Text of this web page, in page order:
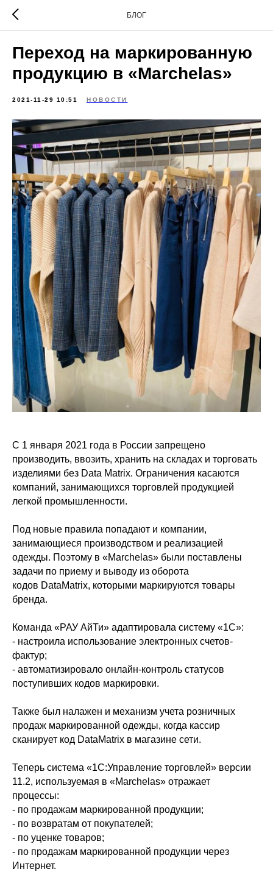
БЛОГ
Переход на маркированную
продукцию в «Marchelas»
2021-11-29 10:51 НОВОСТИ
С 1 января 2021 года в России запрещено
производить, ввозить, хранить на складах и торговать
изделиями без Data Matrix. Ограничения касаются
компаний, занимающихся торговлей продукцией
легкой промышленности.
Под новые правила попадают и компании,
занимающиеся производством и реализацией
одежды. Поэтому в «Marchelas» были поставлены
задачи по приему и выводу из оборота
кодов DataMatrix, которыми маркируются товары
бренда.
Команда «РАУ АйТи» адаптировала систему «1С»:
- настроила использование электронных счетов-
фактур;
- автоматизировало онлайн-контроль статусов
поступивших кодов маркировки.
Также был налажен и механизм учета розничных
продаж маркированной одежды, когда кассир
сканирует код DataMatrix в магазине сети.
Теперь система «1С:Управление торговлей» версии
11.2, используемая в «Marchelas» отражает
процессы:
- по продажам маркированной продукции;
- по возвратам от покупателей;
- по уценке товаров;
- по продажам маркированной продукции через
Интернет.